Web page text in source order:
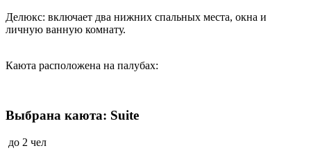
Делюкс: включает два нижних спальных места, окна и
личную ванную комнату.
Каюта расположена на палубах:
Выбрана каюта: Suite
до 2 чел